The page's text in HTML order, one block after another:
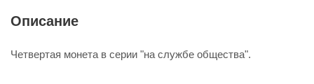
Описание
Четвертая монета в серии "на службе общества".